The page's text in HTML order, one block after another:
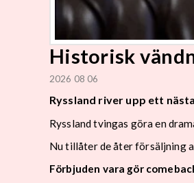
Historisk
2026 08 06
Ryssland river upp ett
Ryssland tvingas göra en
Nu tillåter de åter försäljning
Förbjuden vara gör